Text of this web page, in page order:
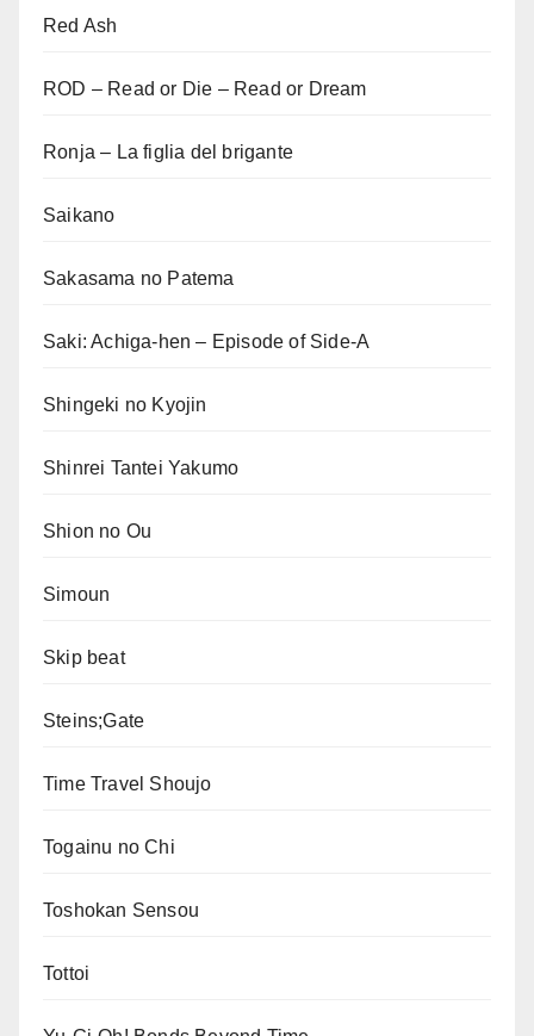
Red Ash
ROD – Read or Die – Read or Dream
Ronja – La figlia del brigante
Saikano
Sakasama no Patema
Saki: Achiga-hen – Episode of Side-A
Shingeki no Kyojin
Shinrei Tantei Yakumo
Shion no Ou
Simoun
Skip beat
Steins;Gate
Time Travel Shoujo
Togainu no Chi
Toshokan Sensou
Tottoi